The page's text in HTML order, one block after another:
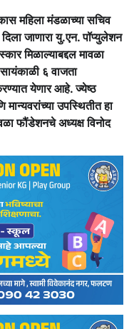
महिला मंडळाच्या सचिव
जाणारा यु.एन. पॉप्युलेशन
मिळाल्याबद्दल मावळा
६ वाजता
येणार आहे. ज्येष्ठ
उपस्थितीत हा
फौंडेशनचे अध्यक्ष विनोद